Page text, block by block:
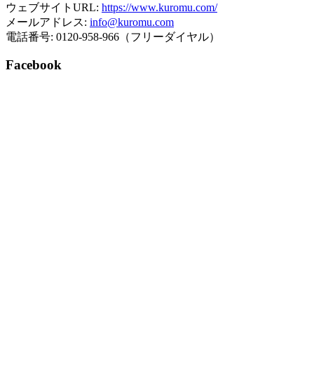
ウェブサイトURL: https://www.kuromu.com/
メールアドレス: info@kuromu.com
電話番号: 0120-958-966（フリーダイヤル）
Facebook